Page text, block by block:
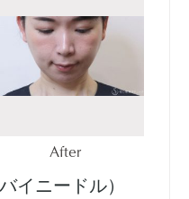
After
イニードル）